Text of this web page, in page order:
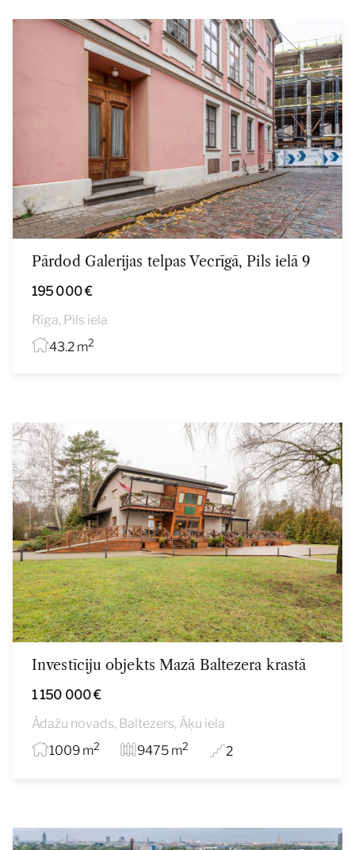
Pārdod Galerijas telpas Vecrīgā, Pils ielā 9
195 000 €
Rīga, Pils iela
43.2 m2
Investīciju objekts Mazā Baltezera krastā
1 150 000 €
Ādažu novads, Baltezers, Āķu iela
1009 m2 9475 m2 2